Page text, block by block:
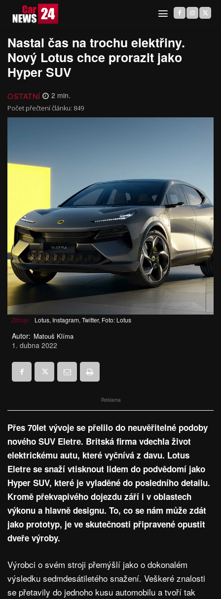
Nastal čas na trochu elektřiny.
Nový Lotus chce prorazit jako
Hyper SUV
OSTATNÍ 2 min.
Počet přečtení článku: 849
Zdroje: Lotus, Instagram, Twitter, Foto: Lotus
Autor: Matouš Klíma
1. dubna 2022
Reklama
Přes 70let vývoje se přelilo do neuvěřitelné podoby
nového SUV Eletre. Britská firma vdechla život
elektrickému autu, které vyčnívá z davu. Lotus
Eletre se snaží vtisknout lidem do podvědomí jako
Hyper SUV, které je vyladěné do posledního detailu.
Kromě překvapivého dojezdu září i v oblastech
výkonu a hlavně designu. To, co se nám může zdát
jako prototyp, je ve skutečnosti připravené opustit
dveře výroby.
Výrobci o svém stroji přemýšlí jako o dokonalém
výsledku sedmdesátiletého snažení. Veškeré znalosti
se přetavily do jednoho kusu automobilu a tvoří tak